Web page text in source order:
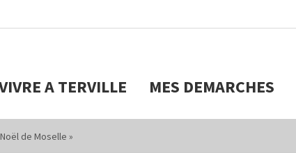
A TERVILLE MES DEMARCHES
de Moselle »